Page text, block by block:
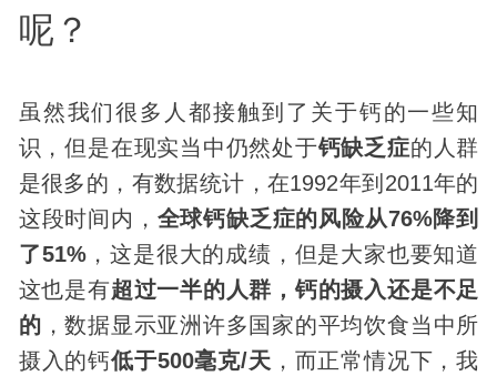
呢？
虽然我们很多人都接触到了关于钙的一些知
识，但是在现实当中仍然处于钙缺乏症的人群
是很多的，有数据统计，在1992年到2011年的
这段时间内， 全球钙缺乏症的风险从76%降到
了51%，这是很大的成绩，但是大家也要知道
这也是有超过一半的人群，钙的摄入还是不足
的 ，数据显示亚洲许多国家的平均饮食当中所
摄入的钙低于500毫克/天 ，而正常情况下，我